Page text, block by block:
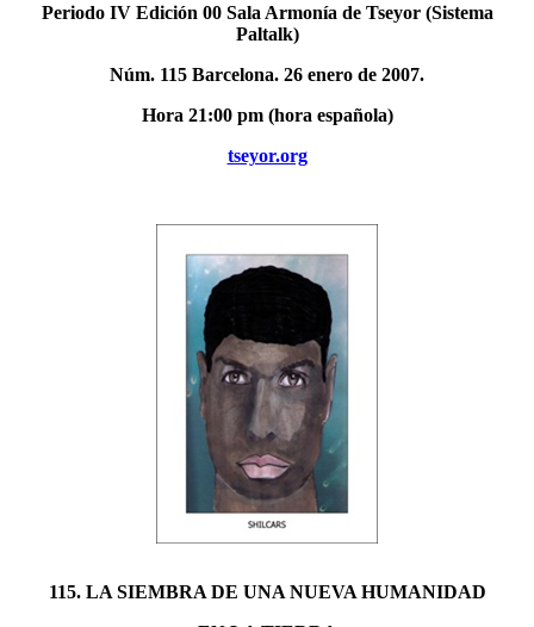
Periodo IV Edición 00 Sala Armonía de Tseyor (Sistema
Paltalk)
Núm. 115 Barcelona. 26 enero de 2007.
Hora 21:00 pm (hora española)
tseyor.org
115. LA SIEMBRA DE UNA NUEVA HUMANIDAD